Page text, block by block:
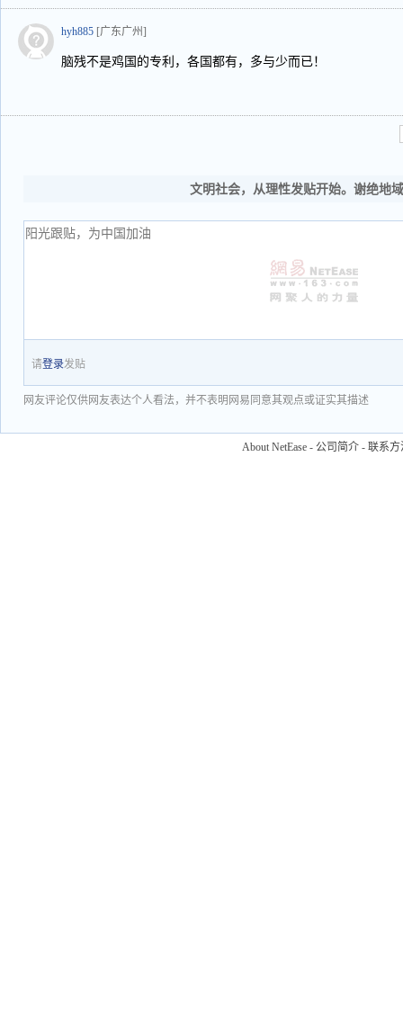
hyh885 [广东广州]
脑残不是鸡国的专利，各国都有，多与少而已！
文明社会，从理性发贴开始。谢绝地
请登录发贴
网友评论仅供网友表达个人看法，并不表明网易同意其观点或证实其描述
About NetEase - 公司简介 - 联系方